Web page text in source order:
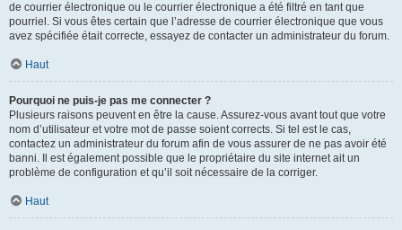
de courrier électronique ou le courrier électronique a été filtré en tant que
pourriel. Si vous êtes certain que l’adresse de courrier électronique que vous
avez spécifiée était correcte, essayez de contacter un administrateur du forum.
Haut
Pourquoi ne puis-je pas me connecter ?
Plusieurs raisons peuvent en être la cause. Assurez-vous avant tout que votre
nom d’utilisateur et votre mot de passe soient corrects. Si tel est le cas,
contactez un administrateur du forum afin de vous assurer de ne pas avoir été
banni. Il est également possible que le propriétaire du site internet ait un
problème de configuration et qu’il soit nécessaire de la corriger.
Haut